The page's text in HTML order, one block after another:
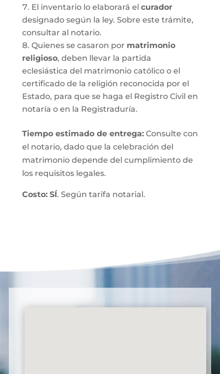
El inventario lo elaborará el curador
designado según la ley. Sobre este trámite,
consultar al notario.
Quienes se casaron por matrimonio
religioso, deben llevar la partida
eclesiástica del matrimonio católico o el
certificado de la religión reconocida por el
Estado, para que se haga el Registro Civil en
notaría o en la Registraduría.
Tiempo estimado de entrega:Consulte con
el notario, dado que la celebración del
matrimonio depende del cumplimiento de
los requisitos legales.
Costo: SÍ. Según tarifa notarial.